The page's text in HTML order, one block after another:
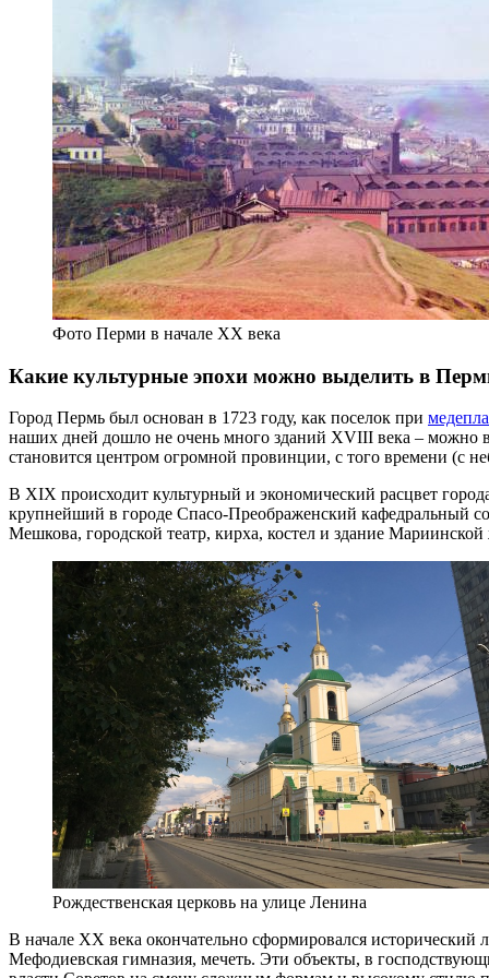
Фото Перми в начале XX века
Какие культурные эпохи можно выделить в
Город Пермь был основан в 1723 году, как поселок при
наших дней дошло не очень много зданий XVIII века – можно
становится центром огромной провинции, с того времени (с
В XIX происходит культурный и экономический расцвет
крупнейший в городе Спасо-Преображенский кафедральный
Мешкова, городской театр, кирха, костел и здание
Рождественская церковь на улице Ленина
В начале XX века окончательно сформировался
Мефодиевская гимназия, мечеть. Эти объекты, в